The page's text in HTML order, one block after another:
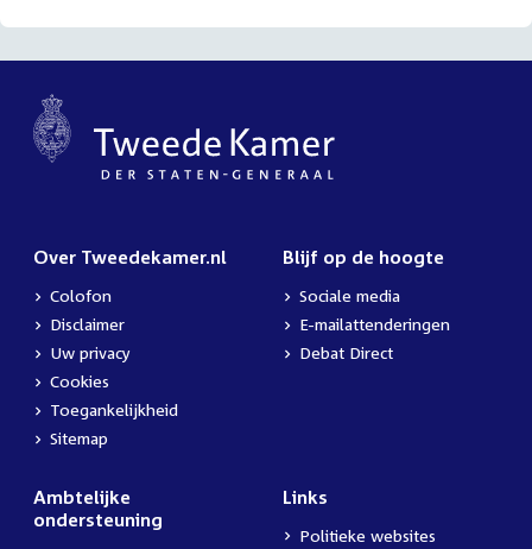
Over Tweedekamer.nl
Colofon
Disclaimer
Uw privacy
Cookies
Toegankelijkheid
Sitemap
Blijf op de hoogte
Sociale media
E-mailattenderingen
Debat Direct
Ambtelijke
ondersteuning
Links
Politieke websites